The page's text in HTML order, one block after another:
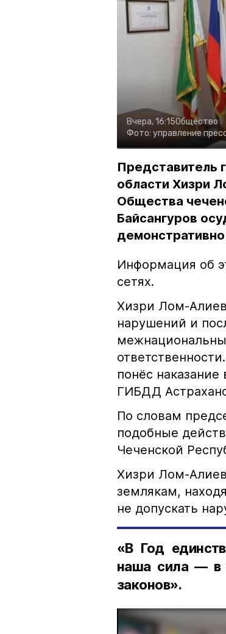
Вчера, 16:15Общество
Фото: управление
Представитель
области Хизри
Общества
Байсангуров
Информация об
сетях.
Хизри Лом-
нарушений и
понёс
ГИБДД
По словам
подобные
Чеченской
Хизри Лом-
землякам,
не допускать
«В Год
наша сила — в
законов».